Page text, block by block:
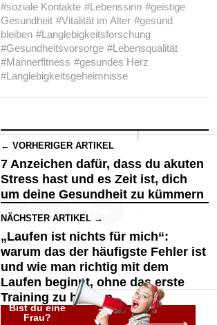
#soziale Kontakte #Lebenssinn #geistige
Gesundheit #Vitalität im Alter #gesund
bleiben #Langlebigkeitsforschung
#Gesundheitsvorsorge #Lebensqualität
#Männerfitness #gesundes Herz
#Langlebigkeitsgeheimnisse
← VORHERIGER ARTIKEL
7 Anzeichen dafür, dass du akuten
Stress hast und es Zeit ist, dich
um deine Gesundheit zu kümmern
NÄCHSTER ARTIKEL →
„Laufen ist nichts für mich“:
warum das der häufigste Fehler ist
und wie man richtig mit dem
Laufen beginnt, ohne das erste
Training zu hassen
Bist du eine
Frau?